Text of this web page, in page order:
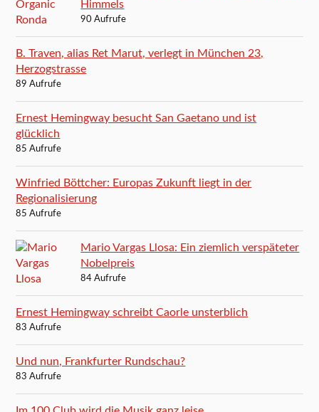
Himmels
90 Aufrufe
B. Traven, alias Ret Marut, verlegt in München 23,
Herzogstrasse
89 Aufrufe
Ernest Hemingway besucht San Gaetano und ist
glücklich
85 Aufrufe
Winfried Böttcher: Europas Zukunft liegt in der
Regionalisierung
85 Aufrufe
Mario Vargas Llosa: Ein ziemlich verspäteter
Nobelpreis
84 Aufrufe
Ernest Hemingway schreibt Caorle unsterblich
83 Aufrufe
Und nun, Frankfurter Rundschau?
83 Aufrufe